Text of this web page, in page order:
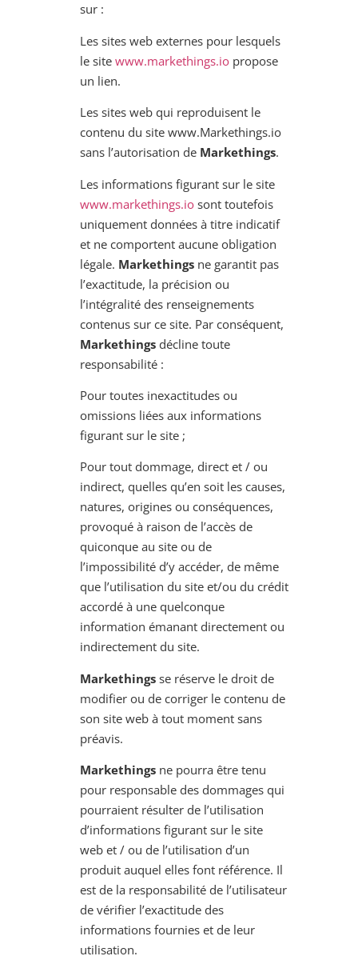
sur :
Les sites web externes pour lesquels
le site www.markethings.io propose
un lien.
Les sites web qui reproduisent le
contenu du site www.Markethings.io
sans l’autorisation de Markethings.
Les informations figurant sur le site
www.markethings.io sont toutefois
uniquement données à titre indicatif
et ne comportent aucune obligation
légale. Markethings ne garantit pas
l’exactitude, la précision ou
l’intégralité des renseignements
contenus sur ce site. Par conséquent,
Markethings décline toute
responsabilité :
Pour toutes inexactitudes ou
omissions liées aux informations
figurant sur le site ;
Pour tout dommage, direct et / ou
indirect, quelles qu’en soit les causes,
natures, origines ou conséquences,
provoqué à raison de l’accès de
quiconque au site ou de
l’impossibilité d’y accéder, de même
que l’utilisation du site et/ou du crédit
accordé à une quelconque
information émanant directement ou
indirectement du site.
Markethings se réserve le droit de
modifier ou de corriger le contenu de
son site web à tout moment sans
préavis.
Markethings ne pourra être tenu
pour responsable des dommages qui
pourraient résulter de l’utilisation
d’informations figurant sur le site
web et / ou de l’utilisation d’un
produit auquel elles font référence. Il
est de la responsabilité de l’utilisateur
de vérifier l’exactitude des
informations fournies et de leur
utilisation.